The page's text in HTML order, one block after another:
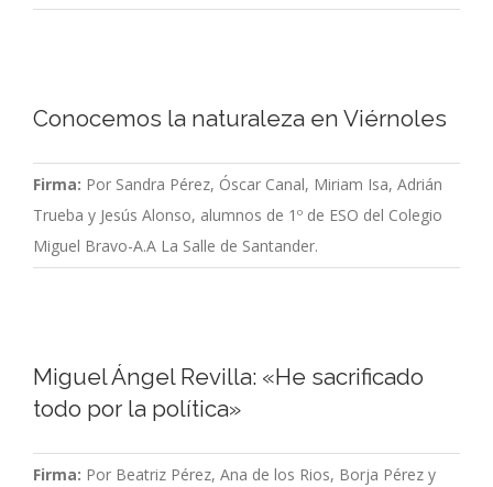
Conocemos la naturaleza en Viérnoles
Firma: Por Sandra Pérez, Óscar Canal, Miriam Isa, Adrián
Trueba y Jesús Alonso, alumnos de 1º de ESO del Colegio
Miguel Bravo-A.A La Salle de Santander.
Miguel Ángel Revilla: «He sacrificado
todo por la política»
Firma: Por Beatriz Pérez, Ana de los Rios, Borja Pérez y